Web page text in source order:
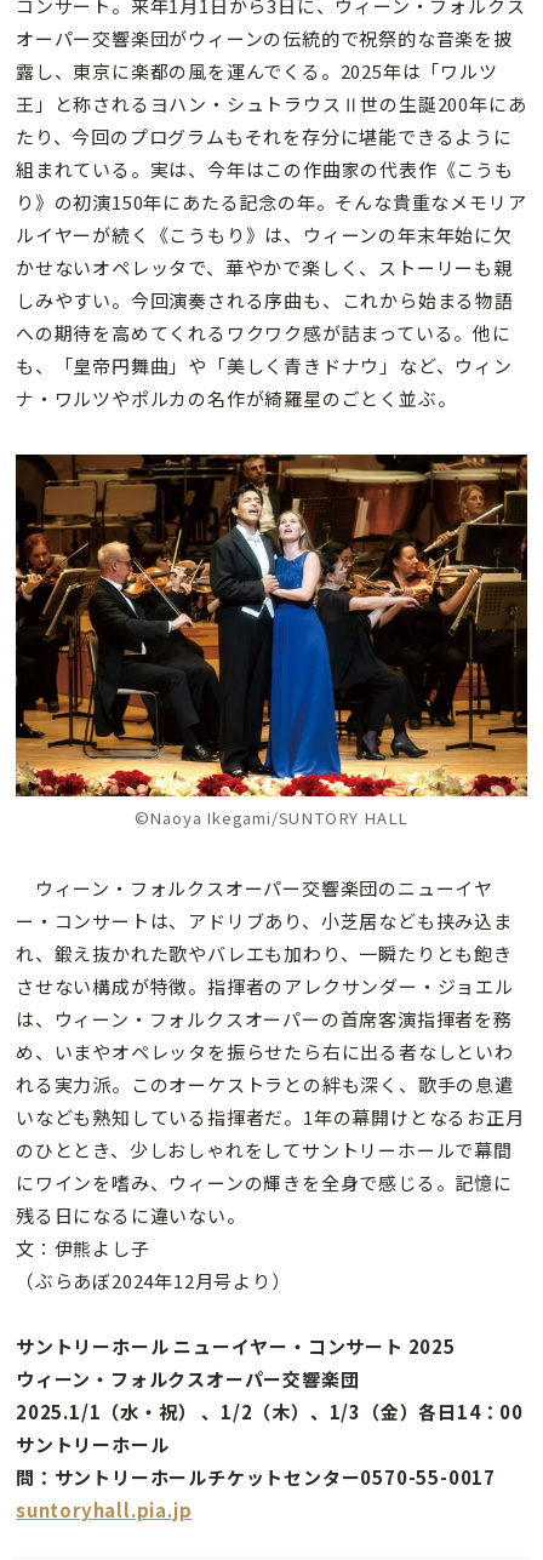
コンサート。来年1月1日から3日に、ウィーン・フォルクス
オーパー交響楽団がウィーンの伝統的で祝祭的な音楽を披
露し、東京に楽都の風を運んでくる。2025年は「ワルツ
王」と称されるヨハン・シュトラウスⅡ世の生誕200年にあ
たり、今回のプログラムもそれを存分に堪能できるように
組まれている。実は、今年はこの作曲家の代表作《こうも
り》の初演150年にあたる記念の年。そんな貴重なメモリア
ルイヤーが続く《こうもり》は、ウィーンの年末年始に欠
かせないオペレッタで、華やかで楽しく、ストーリーも親
しみやすい。今回演奏される序曲も、これから始まる物語
への期待を高めてくれるワクワク感が詰まっている。他に
も、「皇帝円舞曲」や「美しく青きドナウ」など、ウィン
ナ・ワルツやポルカの名作が綺羅星のごとく並ぶ。
©Naoya Ikegami/SUNTORY HALL
ウィーン・フォルクスオーパー交響楽団のニューイヤ
ー・コンサートは、アドリブあり、小芝居なども挟み込ま
れ、鍛え抜かれた歌やバレエも加わり、一瞬たりとも飽き
させない構成が特徴。指揮者のアレクサンダー・ジョエル
は、ウィーン・フォルクスオーパーの首席客演指揮者を務
め、いまやオペレッタを振らせたら右に出る者なしといわ
れる実力派。このオーケストラとの絆も深く、歌手の息遣
いなども熟知している指揮者だ。1年の幕開けとなるお正月
のひととき、少しおしゃれをしてサントリーホールで幕間
にワインを嗜み、ウィーンの輝きを全身で感じる。記憶に
残る日になるに違いない。
文：伊熊よし子
（ぶらあぼ2024年12月号より）
サントリーホール ニューイヤー・コンサート 2025
ウィーン・フォルクスオーパー交響楽団
2025.1/1（水・祝） 、1/2（木）、1/3（金）各日14：00
サントリーホール
問：サントリーホールチケットセンター0570-55-0017
suntoryhall.pia.jp